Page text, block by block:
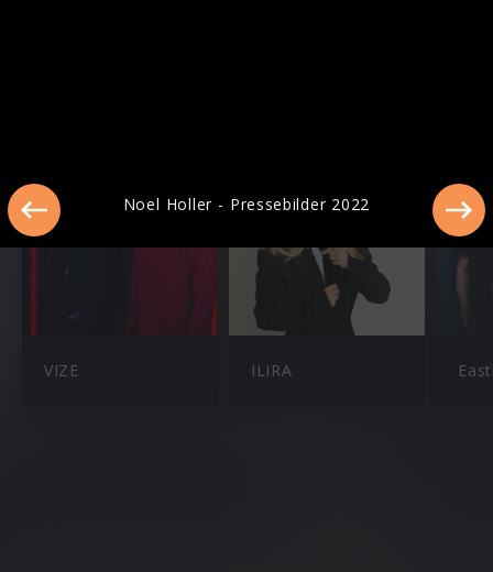
VIZE ILIRA
Noel Holler - Pressebilder 2022